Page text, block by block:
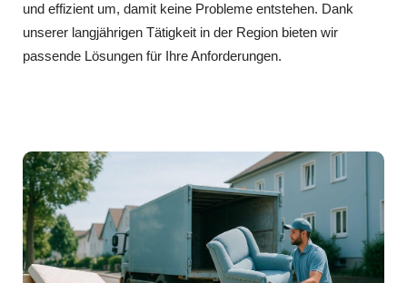
und effizient um, damit keine Probleme entstehen. Dank
unserer langjährigen Tätigkeit in der Region bieten wir
passende Lösungen für Ihre Anforderungen.